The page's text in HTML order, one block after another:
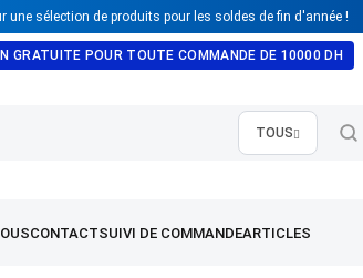
une sélection de produits pour les soldes de fin d'année !
GRATUITE POUR TOUTE COMMANDE DE 10000 DH
TOUS